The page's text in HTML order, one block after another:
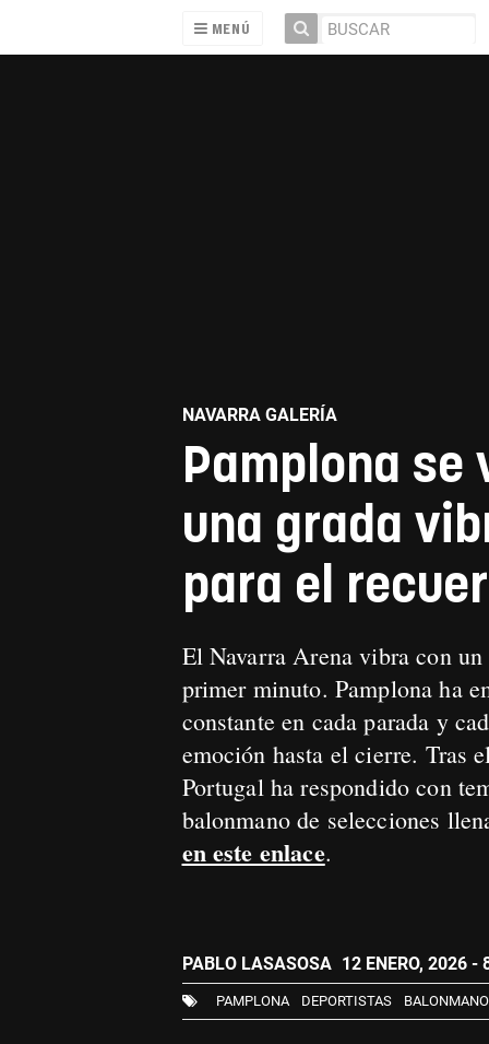
MENÚ
NAVARRA GALERÍA
Pamplona se
una grada
para el
El Navarra Arena vibra con
primer minuto. Pamplona ha
constante en cada parada y
emoción hasta el cierre. Tras
Portugal ha respondido con
balonmano de selecciones
en este enlace.
PABLO LASASOSA 12 ENERO, 2026 -
PAMPLONA DEPORTISTAS BALONMANO